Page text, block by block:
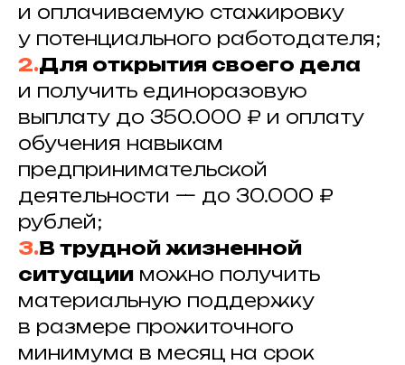
и оплачиваемую стажировку
у потенциального работодателя;
2.Для открытия своего дела
и получить единоразовую
выплату до 350.000 ₽ и оплату
обучения навыкам
предпринимательской
деятельности — до 30.000 ₽
рублей;
3.В трудной жизненной
ситуации можно получить
материальную поддержку
в размере прожиточного
минимума в месяц на срок